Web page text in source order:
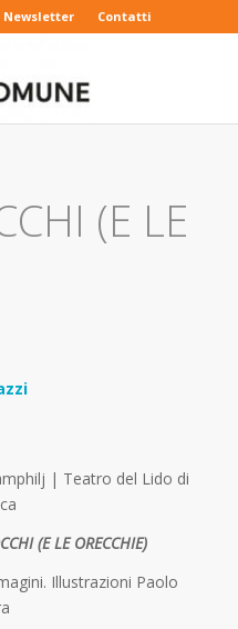
Newsletter Contatti
(E LE
| Teatro del Lido di
(E LE ORECCHIE)
Illustrazioni Paolo